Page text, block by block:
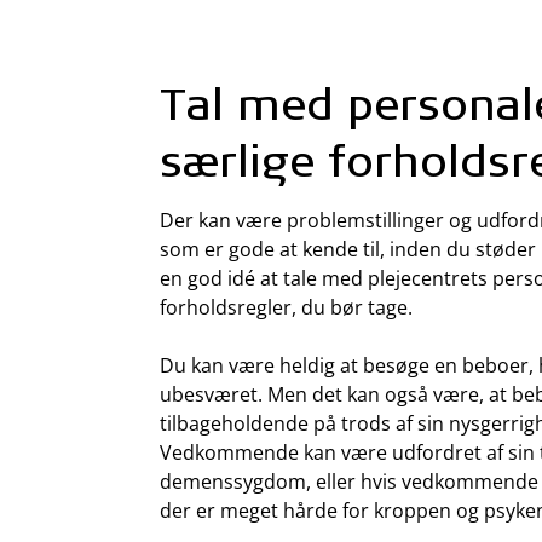
Tal med
særlige
Der kan være problemstillinger og
som er gode at kende til, inden du
en god idé at tale med plejecentrets
forholdsregler, du bør tage.
Du kan være heldig at besøge en
ubesværet. Men det kan også være, at
tilbageholdende på trods af sin
Vedkommende kan være udfordret af sin
demenssygdom, eller hvis
der er meget hårde for kroppen og